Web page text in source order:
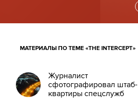
МАТЕРИАЛЫ ПО ТЕМЕ «THE INTERCEPT»
Журналист
сфотографировал штаб-
квартиры спецслужб